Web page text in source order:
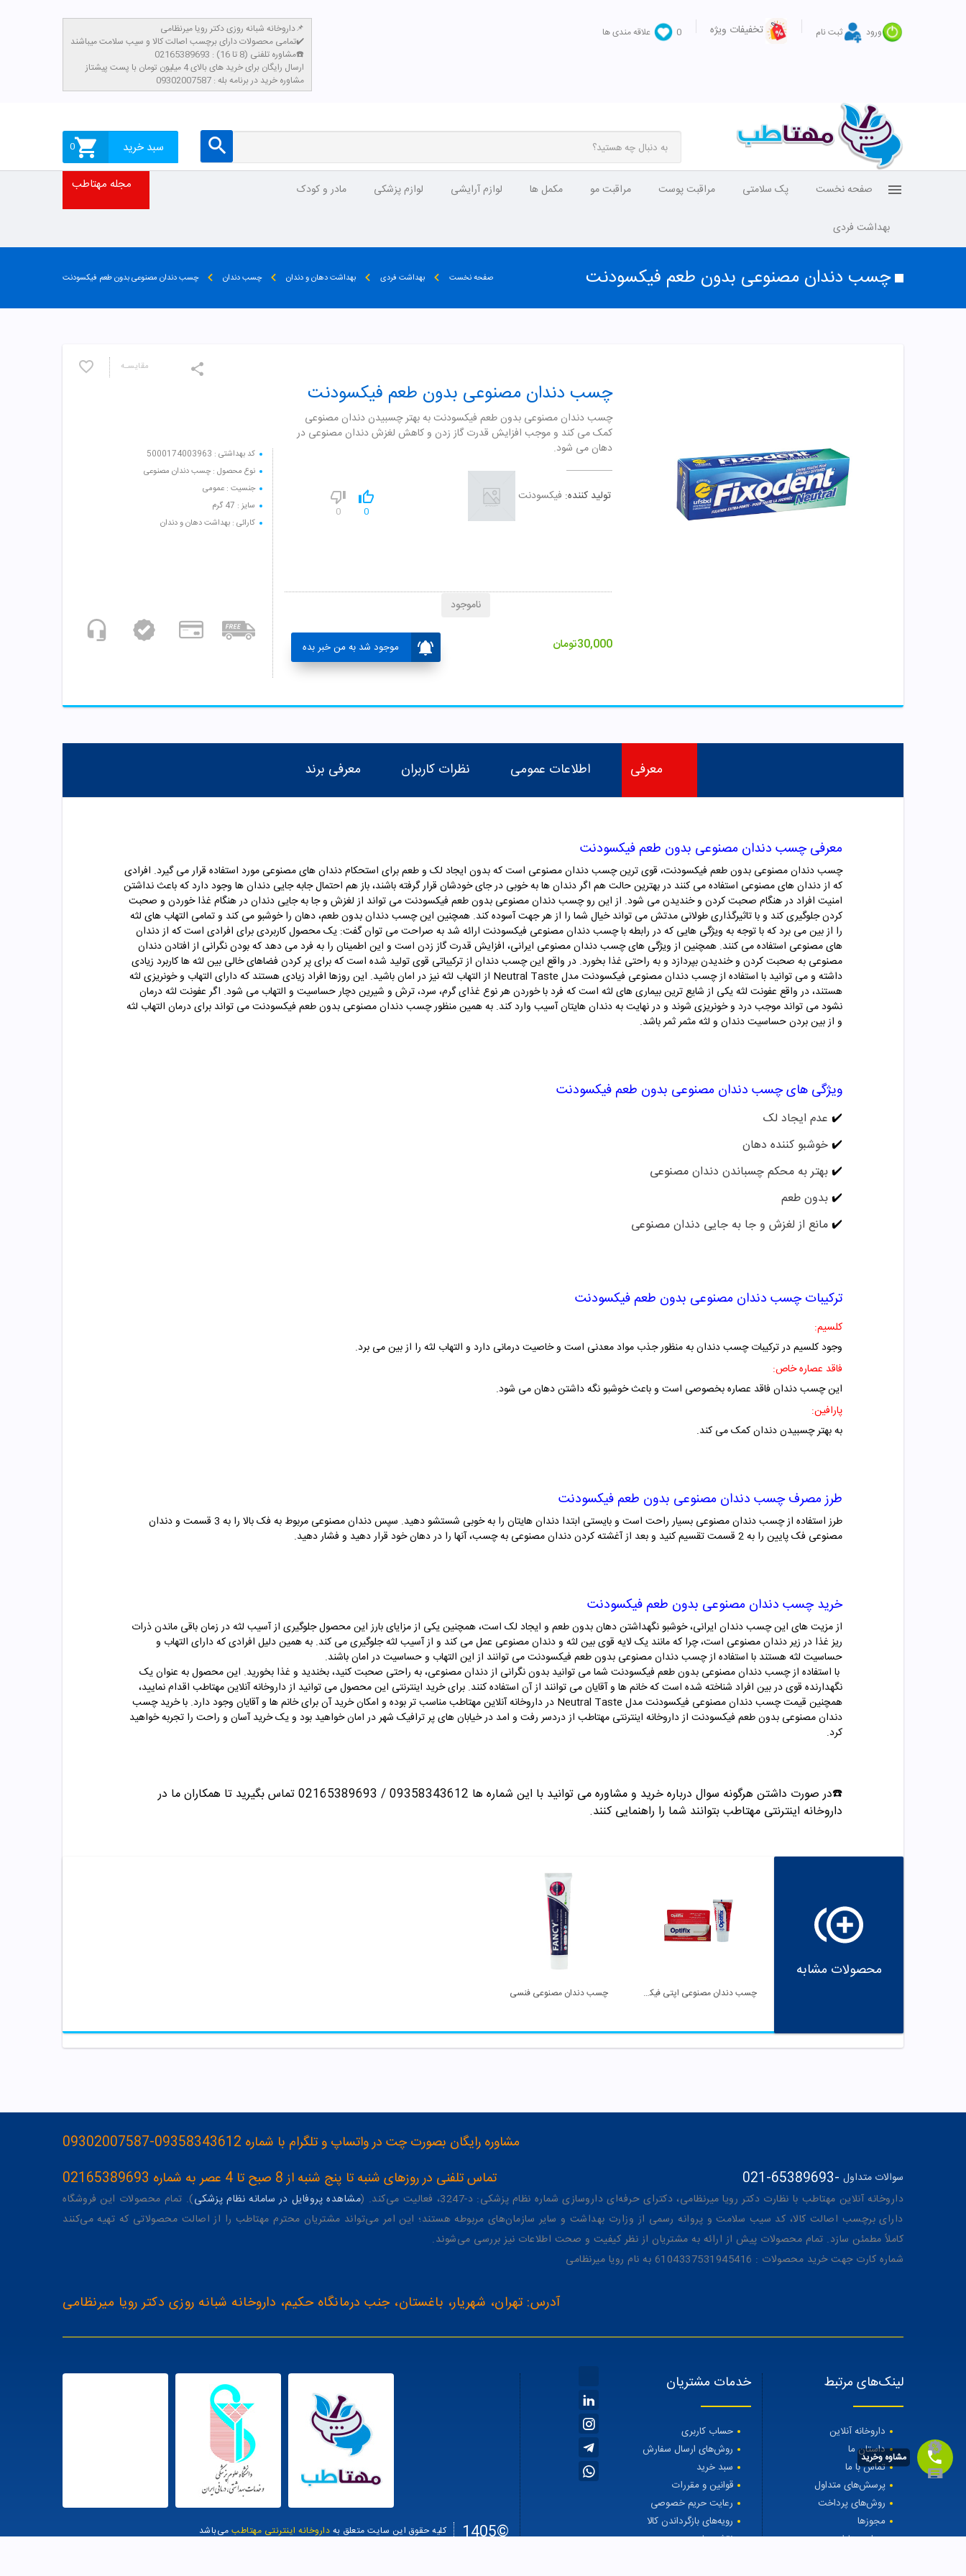
ورود ثبت نام تخفیفات ویژه 0 علاقه مندی ها
داروخانه شبانه روزی دکتر رویا میرنظامی📌
تمامی محصولات دارای برچسب اصالت کالا و سیب سلامت میباشند✔️
مشاوره تلفنی (8 تا 16) : 02165389693☎️
​ارسال رایگان برای خرید های بالای 4 میلیون تومان با پست پیشتاز
مشاوره خرید در برنامه بله : 09302007587
سبد خرید 0
صفحه نخست پک سلامتی مراقبت پوست مراقبت مو مکمل ها لوازم آرایشی لوازم پزشکی مادر و کودک
بهداشت فردی
مجله مهتاطب
چسب دندان مصنوعی بدون طعم فیکسودنت صفحه نخست بهداشت فردی بهداشت دهان و دندان چسب دندان چسب دندان مصنوعی بدون طعم فیکسودنت
مقایسـه
کد بهداشتی : 5000174003963
نوع محصول : چسب دندان مصنوعی
جنسیت : عمومی
سایز : 47 گرم
کارائی : بهداشت دهان و دندان
چسب دندان مصنوعی بدون طعم فیکسودنت
چسب دندان مصنوعی بدون طعم فيکسودنت به بهتر چسبيدن دندان مصنوعی
کمک می کند و موجب افزايش قدرت گاز زدن و کاهش لغزش دندان مصنوعی در
دهان می شود.
تولید کننده: فیکسودنت
0
0
30,000تومان موجود شد به من خبر بده
ناموجود
معرفی اطلاعات عمومی نظرات کاربران معرفی برند
معرفی چسب دندان مصنوعی بدون طعم فیکسودنت
چسب دندان مصنوعی بدون طعم فیکسودنت، قوی ترین چسب دندان مصنوعی است که بدون ایجاد لک و طعم برای استحکام دندان های مصنوعی مورد استفاده قرار می گیرد. افرادی
که از دندان های مصنوعی استفاده می کنند در بهترین حالت هم اگر دندان ها به خوبی در جای خودشان قرار گرفته باشند، باز هم احتمال جابه جایی دندان ها وجود دارد که باعث نداشتن
امنیت افراد در هنگام صحبت کردن و خندیدن می شود. از این رو چسب دندان مصنوعی بدون طعم فیکسودنت می تواند از لغزش و جا به جایی دندان در هنگام غذا خوردن و صحبت
کردن جلوگیری کند و با تاثیرگذاری طولانی مدتش می تواند خیال شما را از هر جهت آسوده کند. همچنین این چسب دندان بدون طعم، دهان را خوشبو می کند و تمامی التهاب های لثه
را از بین می برد که با توجه به ویژگی هایی که در رابطه با چسب دندان مصنوعی فیکسودنت ارائه شد به صراحت می توان گفت: یک محصول کاربردی برای افرادی است که از دندان
های مصنوعی استفاده می کنند. همچنین از ویژگی های چسب دندان مصنوعی ایرانی، افزایش قدرت گاز زدن است و این اطمینان را به فرد می دهد که بودن نگرانی از افتادن دندان
مصنوعی به صحبت کردن و خندیدن بپردازد و به راحتی غذا بخورد. در واقع این چسب دندان از ترکیباتی قوی تولید شده است که برای پر کردن فضاهای خالی بین لثه ها کاربرد زیادی
داشته و می توانید با استفاده از چسب دندان مصنوعی فیکسودنت مدل Neutral Taste از التهاب لثه نیز در امان باشید. این روزها افراد زیادی هستند که دارای التهاب و خونریزی لثه
هستند، در واقع عفونت لثه یکی از شایع ترین بیماری های لثه است که فرد با خوردن هر نوع غذای گرم، سرد، ترش و شیرین دچار حساسیت و التهاب می شود. اگر عفونت لثه درمان
نشود می تواند موجب درد و خونریزی شوند و در نهایت به دندان هایتان آسیب وارد کند. به همین منظور چسب دندان مصنوعی بدون طعم فیکسودنت می تواند برای درمان التهاب لثه
و از بین بردن حساسیت دندان و لثه مثمر ثمر باشد.
ویژگی های چسب دندان مصنوعی بدون طعم فیکسودنت
✔️ عدم ایجاد لک
✔️خوشبو کننده دهان
✔️بهتر به محکم چسباندن دندان مصنوعی
✔️بدون طعم
✔️مانع از لغزش و جا به جایی دندان مصنوعی
ترکیبات چسب دندان مصنوعی بدون طعم فیکسودنت
کلسیم:
وجود کلسیم در ترکیبات چسب دندان به منظور جذب مواد معدنی است و خاصیت درمانی دارد و التهاب لثه را از بین می برد.
فاقد عصاره خاص:
این چسب دندان فاقد عصاره بخصوصی است و باعث خوشبو نگه داشتن دهان می شود.
پارافین:
به بهتر چسبیدن دندان کمک می کند.
طرز مصرف چسب دندان مصنوعی بدون طعم فیکسودنت
طرز استفاده از چسب دندان مصنوعی بسیار راحت است و بایستی ابتدا دندان هایتان را به خوبی شستشو دهید. سپس دندان مصنوعی مربوط به فک بالا را به 3 قسمت و دندان
مصنوعی فک پایین را به 2 قسمت تقسیم کنید و بعد از آغشته کردن دندان مصنوعی به چسب، آنها را در دهان خود قرار دهید و فشار دهید.
خرید چسب دندان مصنوعی بدون طعم فیکسودنت
از مزیت های این چسب دندان ایرانی، خوشبو نگهداشتن دهان بدون طعم و ایجاد لک است، همچنین یکی از مزایای بارز این محصول جلوگیری از آسیب لثه در زمان باقی ماندن ذرات
ریز غذا در زیر دندان مصنوعی است، چرا که مانند یک لایه قوی بین لثه و دندان مصنوعی عمل می کند و از آسیب لثه جلوگیری می کند. به همین دلیل افرادی که دارای التهاب و
حساسیت لثه هستند با استفاده از چسب دندان مصنوعی بدون طعم فیکسودنت می توانند از این التهاب و حساسیت در امان باشند.
با استفاده از چسب دندان مصنوعی بدون طعم فیکسودنت شما می توانید بدون نگرانی از دندان مصنوعی، به راحتی صحبت کنید، بخندید و غذا بخورید. این محصول به عنوان یک
نگهدارنده قوی در بین افراد شناخته شده است که خانم ها و آقایان می توانند از آن استفاده کنند. برای خرید اینترنتی این محصول می توانید از داروخانه آنلاین مهتاطب اقدام نمایید،
همچنین قیمت چسب دندان مصنوعی فیکسودنت مدل Neutral Taste در داروخانه آنلاین مهتاطب مناسب تر بوده و امکان خرید آن برای خانم ها و آقایان وجود دارد. با خرید چسب
دندان مصنوعی بدون طعم فیکسودنت از داروخانه اینترنتی مهتاطب از دردسر رفت و امد در خیابان های پر ترافیک شهر در امان خواهید بود و یک خرید آسان و راحت را تجربه خواهید
کرد.
☎️در صورت داشتن هرگونه سوال درباره خرید و مشاوره می توانید با این شماره ها 09358343612 / 02165389693
تماس بگیرید تا همکاران ما در
داروخانه اینترنتی مهتاطب بتوانند شما را راهنمایی کنند.
محصولات مشابه
چسب دندان مصنوعی اپتی فیکس چسب دندان مصنوعی فنسی
مشاوره رایگان بصورت چت در واتساپ و تلگرام با شماره 09358343612-09302007587
تماس تلفنی در روزهای شنبه تا پنج شنبه از 8 صبح تا 4 عصر به شماره 02165389693
021-65389693 سوالات متداول -
داروخانه آنلاین مهتاطب با نظارت دکتر رویا میرنظامی، دکترای حرفه‌ای داروسازی شماره نظام پزشکی: د-3247، فعالیت می‌کند. ( مشاهده پروفایل در سامانه نظام پزشکی). تمام محصولات این فروشگاه
دارای برچسب اصالت کالا، کد سیب سلامت و پروانه رسمی از وزارت بهداشت و سایر سازمان‌های مربوطه هستند؛ این امر می‌تواند مشتریان محترم مهتاطب را از اصالت محصولاتی که تهیه می‌کنند
کاملاً مطمئن سازد. تمام محصولات پیش از ارائه به مشتریان از نظر کیفیت و صحت اطلاعات نیز بررسی می‌شوند.
شماره کارت جهت خرید محصولات : 6104337531945416 به نام رویا میرنظامی
آدرس: تهران، شهریار، باغستان، جنب درمانگاه حکیم، داروخانه شبانه روزی دکتر رویا میرنظامی
لینک‌های مرتبط
داروخانه آنلاین
داستان ما
تماس با ما
پرسش‌های متداول
روش‌های پرداخت
مجوزها
مجله مهتاطب
خدمات مشتریان
حساب کاربری
روش‌های ارسال سفارش
سبد خرید
قوانین و مقررات
رعایت حریم خصوصی
رویه‌های بازگرداندن کالا
نقشه سایت
©1405 کلیه حقوق این سایت متعلق به داروخانه اینترنتی مهتاطب می‌باشد
مشاوه وخرید